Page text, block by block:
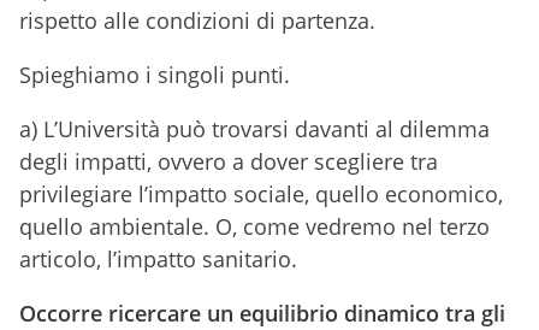
rispetto alle condizioni di partenza.
Spieghiamo i singoli punti.
a) L’Università può trovarsi davanti al dilemma
degli impatti, ovvero a dover scegliere tra
privilegiare l’impatto sociale, quello economico,
quello ambientale. O, come vedremo nel terzo
articolo, l’impatto sanitario.
Occorre ricercare un equilibrio dinamico tra gli